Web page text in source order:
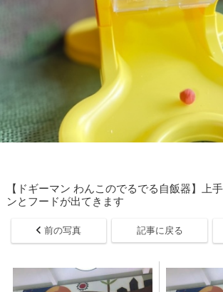
【ドギーマン わんこのでるでる自飯器】上
ンとフードが出てきます
前の写真 記事に戻る